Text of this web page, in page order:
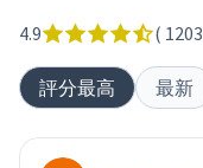
4.9 ( 1203
評分最高 最新